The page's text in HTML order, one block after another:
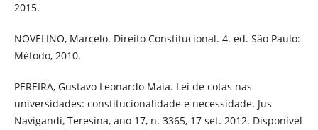
2015.
NOVELINO, Marcelo. Direito Constitucional. 4. ed. São Paulo:
Método, 2010.
PEREIRA, Gustavo Leonardo Maia. Lei de cotas nas
universidades: constitucionalidade e necessidade. Jus
Navigandi, Teresina, ano 17, n. 3365, 17 set. 2012. Disponível